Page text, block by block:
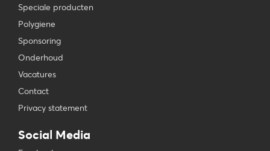
Speciale producten
Polygiene
Sponsoring
Onderhoud
Vacatures
Contact
Privacy statement
Social Media